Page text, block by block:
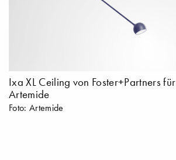
Ixa XL Ceiling von Foster+Partners für
Artemide
Foto: Artemide